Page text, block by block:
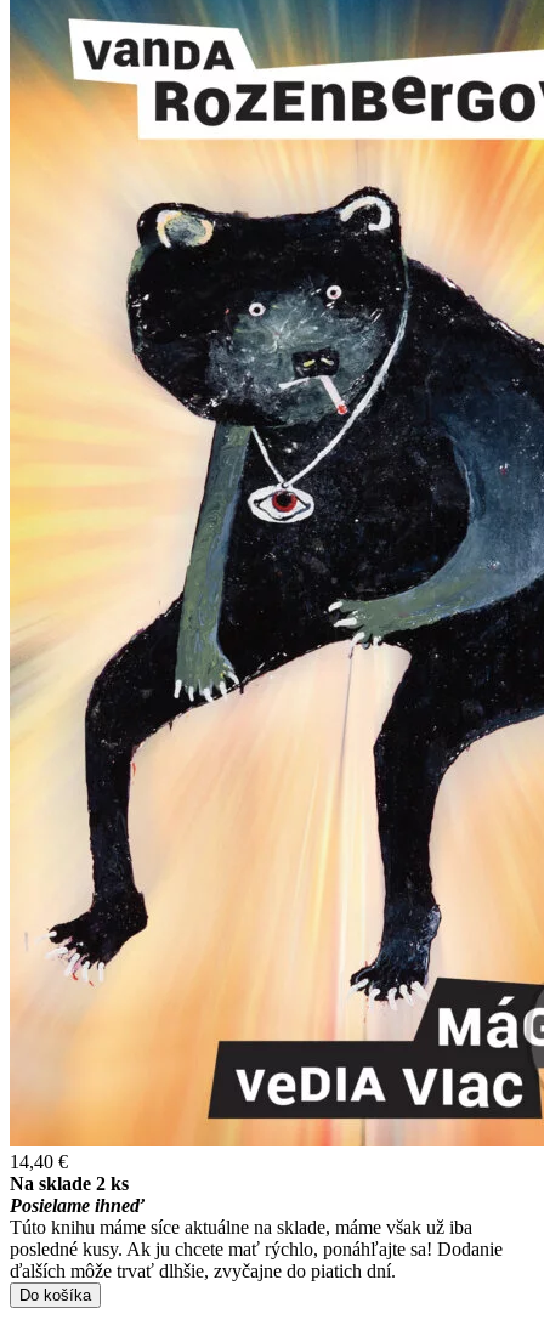
14,40 €
Na sklade 2 ks
Posielame ihneď
Túto knihu máme síce aktuálne na sklade, máme však už iba
posledné kusy. Ak ju chcete mať rýchlo, ponáhľajte sa! Dodanie
ďalších môže trvať dlhšie, zvyčajne do piatich dní.
Do košíka